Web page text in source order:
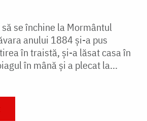
se închine la Mormântul
anului 1884 şi-a pus
în traistă, şi-a lăsat casa în
în mână şi a plecat la...